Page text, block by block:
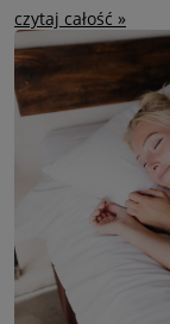
czytaj całość »